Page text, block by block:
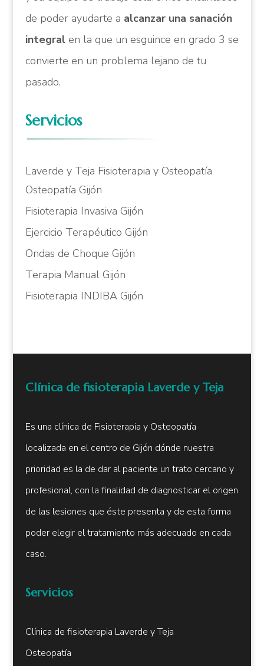
de poder ayudarte a alcanzar una sanación
integral en la que un esguince en grado 3 se
convierte en un problema lejano de tu
pasado.
Servicios
Laverde y Teja Fisioterapia y Osteopatía
Osteopatía Gijón
Fisioterapia Invasiva Gijón
Ejercicio Terapéutico Gijón
Ondas de Choque Gijón
Terapia Manual Gijón
Fisioterapia INDIBA Gijón
Clínica de fisioterapia Laverde y Teja
Es una clínica de Fisioterapia y Osteopatía
localizada en el centro de Gijón dónde nuestra
prioridad es la de dar al paciente un trato cercano y
profesional, con la finalidad de diagnosticar el origen
de las lesiones que éste presenta y de esta forma
poder elegir el tratamiento más adecuado en cada
caso.
Servicios
Clínica de fisioterapia Laverde y Teja
Osteopatía